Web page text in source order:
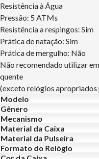
Resistência à Água
Pressão: 5 ATMs
Resistência a respingos: Sim
Prática de natação: Sim
Prática de mergulho: Não
Não recomendado utilizar
quente
(exceto relógios
Modelo
Gênero
Mecanismo
Material da Caixa
Material da Pulseira
Formato do Relógio